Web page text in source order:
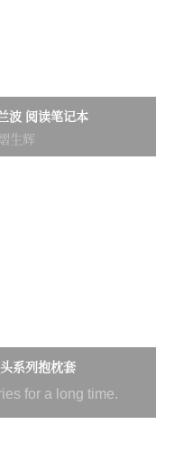
波 阅读笔记本
生辉
系列抱枕套
for a long time.